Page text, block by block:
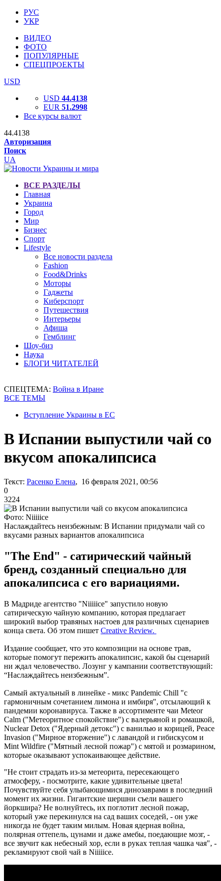
РУС
УКР
ВИДЕО
ФОТО
ПОПУЛЯРНЫЕ
СПЕЦПРОЕКТЫ
USD
USD 44.4138
EUR 51.2998
Все курсы валют
44.4138
Авторизация
Поиск
UA
ВСЕ РАЗДЕЛЫ
Главная
Украина
Город
Мир
Бизнес
Спорт
Lifestyle
Все новости раздела
Fashion
Food&Drinks
Моторы
Гаджеты
Киберспорт
Путешествия
Интерьеры
Афиша
Гемблинг
Шоу-биз
Наука
БЛОГИ ЧИТАТЕЛЕЙ
СПЕЦТЕМА: Война в Иране
ВСЕ ТЕМЫ
Вступление Украины в ЕС
В Испании выпустили чай со
вкусом апокалипсиса
Текст: Расенко Елена, 16 февраля 2021, 00:56
0
3224
Фото: Niiiiice
Наслаждайтесь неизбежным: В Испании придумали чай со
вкусами разных вариантов апокалипсиса
"The End" - сатирический чайный
бренд, созданный специально для
апокалипсиса с его вариациями.
В Мадриде агентство "Niiiiice" запустило новую
сатирическую чайную компанию, которая предлагает
широкий выбор травяных настоев для различных сценариев
конца света. Об этом пишет Creative Review.
Издание сообщает, что это композиции на основе трав,
которые помогут пережить апокалипсис, какой бы сценарий
ни ждал человечество. Лозунг у кампании соответствующий:
“Наслаждайтесь неизбежным”.
Самый актуальный в линейке - микс Pandemic Chill "с
гармоничным сочетанием лимона и имбиря", отсылающий к
пандемии коронавируса. Также в ассортименте чаи Meteor
Calm ("Метеоритное спокойствие") с валерьяной и ромашкой,
Nuclear Detox ("Ядерный детокс") с ванилью и корицей, Peace
Invasion ("Мирное вторжение") с лавандой и гибискусом и
Mint Wildfire ("Мятный лесной пожар") с мятой и розмарином,
которые оказывают успокаивающее действие.
"Не стоит страдать из-за метеорита, пересекающего
атмосферу, - посмотрите, какие удивительные цвета!
Почувствуйте себя улыбающимися динозаврами в последний
момент их жизни. Гигантские шершни съели вашего
йоркшира? Не волнуйтесь, их поглотит лесной пожар,
который уже перекинулся на сад ваших соседей, - он уже
никогда не будет таким милым. Новая ядерная война,
полярная оттепель, цунами и даже амебы, поедающие мозг, -
все звучит как небесный хор, если в руках теплая чашка чая", -
рекламируют свой чай в Niiiiice.